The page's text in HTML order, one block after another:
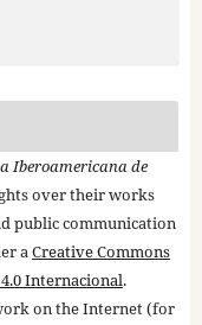
Iberoamericana de
over their works
public communication
aCreative Commons
Internacional.
on the Internet (for